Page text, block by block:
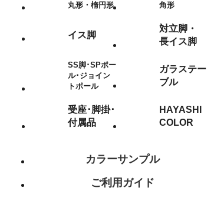
丸形・楕円形
角形
イス脚
対立脚・
長イス脚
SS脚･SPポー
ル･ジョイン
トポール
ガラステー
ブル
受座･脚掛･
付属品
HAYASHI
COLOR
カラーサンプル
ご利用ガイド